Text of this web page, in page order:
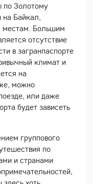
по Золотому
на Байкал,
местам. Большим
отсутствие
в загранпаспорте
климат и
на
можно
или даже
будет зависеть
группового
по
и странами